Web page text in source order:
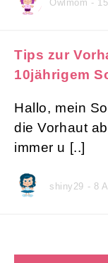
Owlmom -
Tips zur
10jährigem
Hallo, mein
die Vorhaut
immer u [..]
shiny29 - 8